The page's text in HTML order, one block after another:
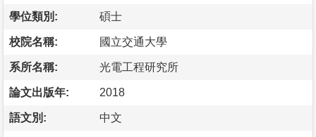
學位類別: 碩士
校院名稱: 國立交通大學
系所名稱: 光電工程研究所
論文出版年: 2018
語文別: 中文